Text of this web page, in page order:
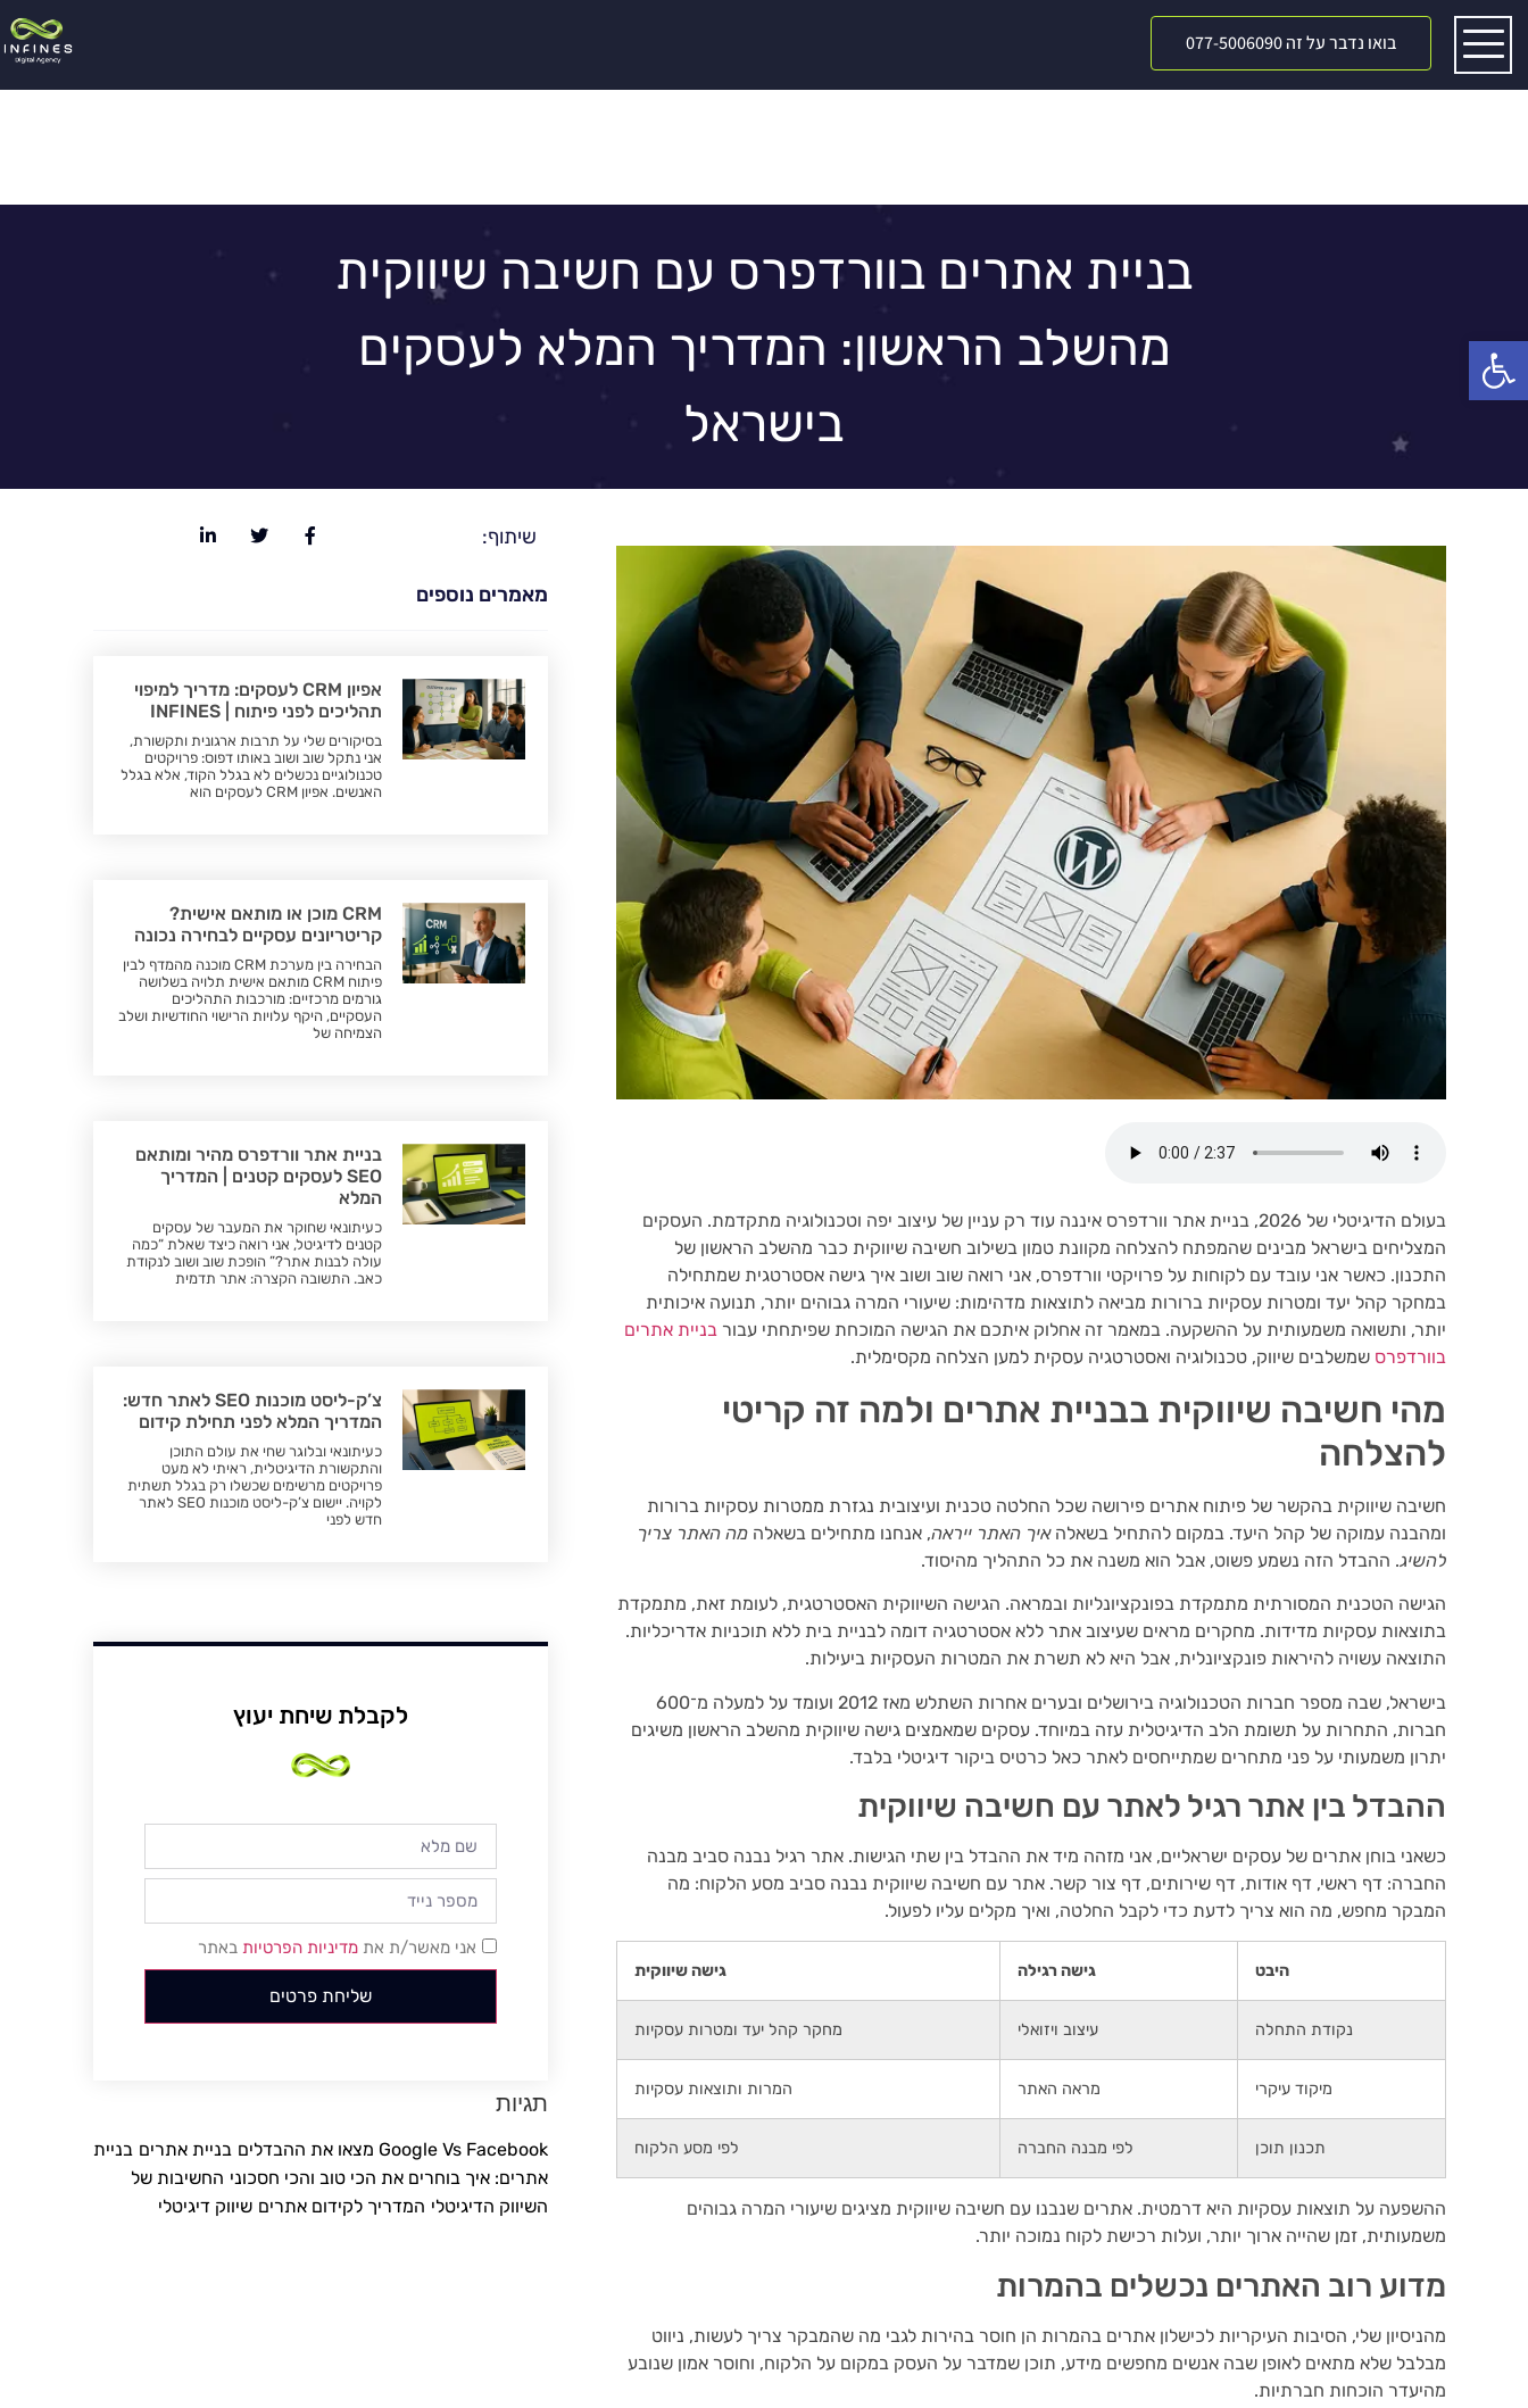
פתח סרגל נגישות
בואו נדבר על זה 077-5006090
בניית אתרים בוורדפרס עם חשיבה שיווקית
מהשלב הראשון: המדריך המלא לעסקים
בישראל
בעולם הדיגיטלי של 2026, בניית אתר וורדפרס איננה עוד רק עניין של עיצוב יפה וטכנולוגיה מתקדמת. העסקים
המצליחים בישראל מבינים שהמפתח להצלחה מקוונת טמון בשילוב חשיבה שיווקית כבר מהשלב הראשון של
התכנון. כאשר אני עובד עם לקוחות על פרויקטי וורדפרס, אני רואה שוב ושוב איך גישה אסטרטגית שמתחילה
במחקר קהל יעד ומטרות עסקיות ברורות מביאה לתוצאות מדהימות: שיעורי המרה גבוהים יותר, תנועה איכותית
יותר, ותשואה משמעותית על ההשקעה. במאמר זה אחלוק איתכם את הגישה המוכחת שפיתחתי עבור בניית אתרים
בוורדפרס שמשלבים שיווק, טכנולוגיה ואסטרטגיה עסקית למען הצלחה מקסימלית.
מהי חשיבה שיווקית בבניית אתרים ולמה זה קריטי
להצלחה
חשיבה שיווקית בהקשר של פיתוח אתרים פירושה שכל החלטה טכנית ועיצובית נגזרת ממטרות עסקיות ברורות
ומהבנה עמוקה של קהל היעד. במקום להתחיל בשאלהאיך האתר ייראה, אנחנו מתחילים בשאלה מה האתר צריך
להשיג. ההבדל הזה נשמע פשוט, אבל הוא משנה את כל התהליך מהיסוד.
הגישה הטכנית המסורתית מתמקדת בפונקציונליות ובמראה. הגישה השיווקית האסטרטגית, לעומת זאת, מתמקדת
בתוצאות עסקיות מדידות. מחקרים מראים שעיצוב אתר ללא אסטרטגיה דומה לבניית בית ללא תוכניות אדריכליות.
התוצאה עשויה להיראות פונקציונלית, אבל היא לא תשרת את המטרות העסקיות ביעילות.
בישראל, שבה מספר חברות הטכנולוגיה בירושלים ובערים אחרות השתלש מאז 2012 ועומד על למעלה מ־600
חברות, התחרות על תשומת הלב הדיגיטלית עזה במיוחד. עסקים שמאמצים גישה שיווקית מהשלב הראשון משיגים
יתרון משמעותי על פני מתחרים שמתייחסים לאתר כאל כרטיס ביקור דיגיטלי בלבד.
ההבדל בין אתר רגיל לאתר עם חשיבה שיווקית
כשאני בוחן אתרים של עסקים ישראליים, אני מזהה מיד את ההבדל בין שתי הגישות. אתר רגיל נבנה סביב מבנה
החברה: דף ראשי, דף אודות, דף שירותים, דף צור קשר. אתר עם חשיבה שיווקית נבנה סביב מסע הלקוח: מה
המבקר מחפש, מה הוא צריך לדעת כדי לקבל החלטה, ואיך מקלים עליו לפעול.
היבט גישה רגילה גישה שיווקית
נקודת התחלה עיצוב ויזואלי מחקר קהל יעד ומטרות עסקיות
מיקוד עיקרי מראה האתר המרות ותוצאות עסקיות
תכנון תוכן לפי מבנה החברה לפי מסע הלקוח
ההשפעה על תוצאות עסקיות היא דרמטית. אתרים שנבנו עם חשיבה שיווקית מציגים שיעורי המרה גבוהים
משמעותית, זמן שהייה ארוך יותר, ועלות רכישת לקוח נמוכה יותר.
מדוע רוב האתרים נכשלים בהמרות
מהניסיון שלי, הסיבות העיקריות לכישלון אתרים בהמרות הן חוסר בהירות לגבי מה שהמבקר צריך לעשות, ניווט
מבלבל שלא מתאים לאופן שבה אנשים מחפשים מידע, תוכן שמדבר על העסק במקום על הלקוח, וחוסר אמון שנובע
מהיעדר הוכחות חברתיות.
שיתוף:
מאמרים נוספים
אפיון CRM לעסקים: מדריך למיפוי
תהליכים לפני פיתוח | INFINES
בסיקורים שלי על תרבות ארגונית ותקשורת,
אני נתקל שוב ושוב באותו דפוס: פרויקטים
טכנולוגיים נכשלים לא בגלל הקוד, אלא בגלל
האנשים. אפיון CRM לעסקים הוא
CRM מוכן או מותאם אישית?
קריטריונים עסקיים לבחירה נכונה
הבחירה בין מערכת CRM מוכנה מהמדף לבין
פיתוח CRM מותאם אישית תלויה בשלושה
גורמים מרכזיים: מורכבות התהליכים
העסקיים, היקף עלויות הרישוי החודשיות ושלב
הצמיחה של
בניית אתר וורדפרס מהיר ומותאם
SEO לעסקים קטנים | המדריך
המלא
כעיתונאי שחוקר את המעבר של עסקים
קטנים לדיגיטל, אני רואה כיצד שאלת “כמה
עולה לבנות אתר?” הופכת שוב ושוב לנקודת
כאב. התשובה הקצרה: אתר תדמית
צ’ק-ליסט מוכנות SEO לאתר חדש:
המדריך המלא לפני תחילת קידום
כעיתונאי ובלוגר שחי את עולם התוכן
והתקשורת הדיגיטלית, ראיתי לא מעט
פרויקטים מרשימים שכשלו רק בגלל תשתית
לקויה. יישום צ’ק-ליסט מוכנות SEO לאתר
חדש לפני
לקבלת שיחת יעוץ
אני מאשר/ת את מדיניות הפרטיות באתר
שליחת פרטים
תגיות
Google Vs Facebook מצאו את ההבדלים בניית אתרים בניית
אתרים: איך בוחרים את הכי טוב והכי חסכוני החשיבות של
השיווק הדיגיטלי המדריך לקידום אתרים שיווק דיגיטלי